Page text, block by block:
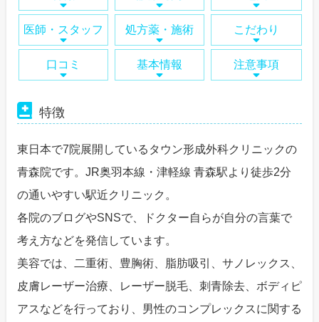
医師・スタッフ 処方薬・施術 こだわり
口コミ 基本情報 注意事項
特徴
東日本で7院展開しているタウン形成外科クリニックの
青森院です。JR奥羽本線・津軽線 青森駅より徒歩2分
の通いやすい駅近クリニック。
各院のブログやSNSで、ドクター自らが自分の言葉で
考え方などを発信しています。
美容では、二重術、豊胸術、脂肪吸引、サノレックス、
皮膚レーザー治療、レーザー脱毛、刺青除去、ボディピ
アスなどを行っており、男性のコンプレックスに関する